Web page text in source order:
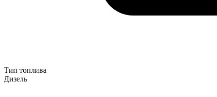
Тип топлива
Дизель